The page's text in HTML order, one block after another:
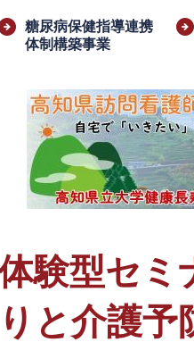
糖尿病保健指導連携
体制構築事業
験型セミ
りと介護